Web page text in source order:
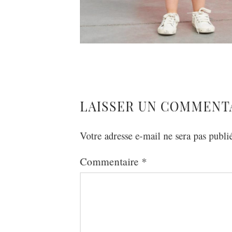
LAISSER UN
Votre adresse e-mail ne sera pas
Commentaire *